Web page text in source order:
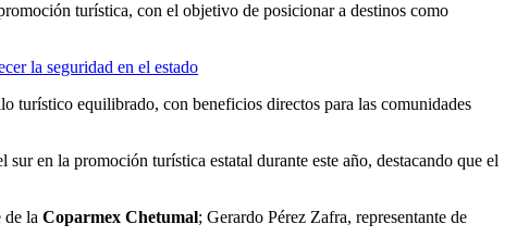
turística, con el objetivo de posicionar a destinos como
la seguridad en el estado
turístico equilibrado, con beneficios directos para las comunidades
en la promoción turística estatal durante este año, destacando que el
de la Coparmex Chetumal; Gerardo Pérez Zafra, representante de